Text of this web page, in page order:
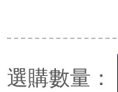
選購數量：